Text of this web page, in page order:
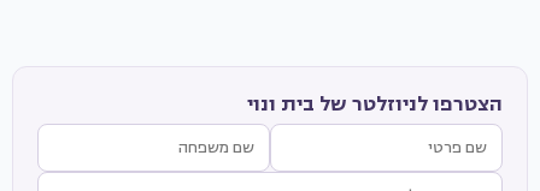
הצטרפו לניוזלטר של בית ונוי